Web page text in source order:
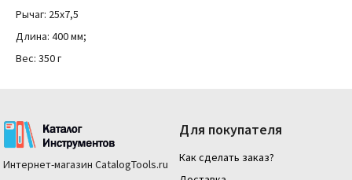
Рычаг: 25x7,5
Длина: 400 мм;
Вес: 350 г
Интернет-магазин CatalogTools.ru
Для покупателя
Как сделать заказ?